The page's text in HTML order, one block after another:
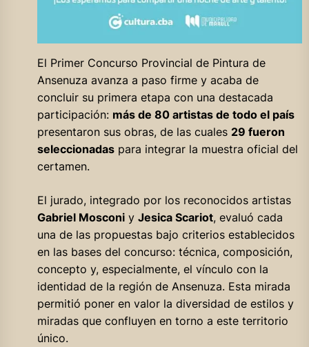
El Primer Concurso Provincial de Pintura de
Ansenuza avanza a paso firme y acaba de
concluir su primera etapa con una destacada
participación: más de 80 artistas de todo el país
presentaron sus obras, de las cuales 29 fueron
seleccionadaspara integrar la muestra oficial del
certamen.
El jurado, integrado por los reconocidos artistas
Gabriel Mosconiy Jesica Scariot, evaluó cada
una de las propuestas bajo criterios establecidos
en las bases del concurso: técnica, composición,
concepto y, especialmente, el vínculo con la
identidad de la región de Ansenuza. Esta mirada
permitió poner en valor la diversidad de estilos y
miradas que confluyen en torno a este territorio
único.